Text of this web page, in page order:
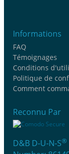
Informations
FAQ
Témoignages
Conditions
Politique de
Comment
Reconnu Par
D&B D-U-N-S®